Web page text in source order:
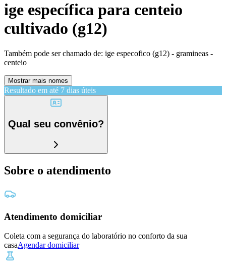
ige específica para centeio
cultivado (g12)
Também pode ser chamado de: ige especofico (g12) - gramineas -
centeio
Mostrar mais nomes
Resultado em até 7 dias úteis
Qual seu convênio?
Sobre o atendimento
Atendimento domiciliar
Coleta com a segurança do laboratório no conforto da sua
casaAgendar domiciliar